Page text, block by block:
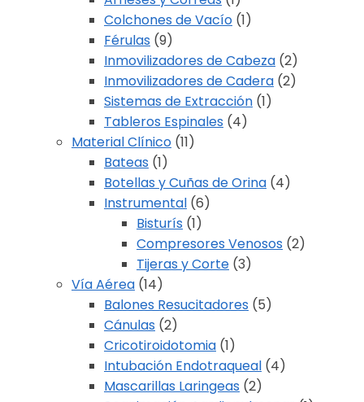
Colchones de Vacío (1)
Férulas (9)
Inmovilizadores de Cabeza (2)
Inmovilizadores de Cadera (2)
Sistemas de Extracción (1)
Tableros Espinales (4)
Material Clínico (11)
Bateas (1)
Botellas y Cuñas de Orina (4)
Instrumental (6)
Bisturís (1)
Compresores Venosos (2)
Tijeras y Corte (3)
Vía Aérea (14)
Balones Resucitadores (5)
Cánulas (2)
Cricotiroidotomia (1)
Intubación Endotraqueal (4)
Mascarillas Laringeas (2)